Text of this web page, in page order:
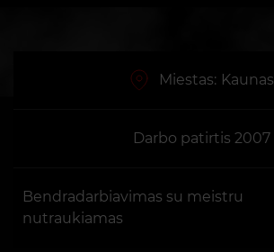
Miestas: Kaunas
Darbo patirtis 2007
Bendradarbiavimas su meistru
nutraukiamas